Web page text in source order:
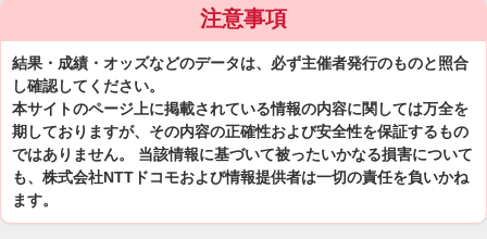
注意事項
結果・成績・オッズなどのデータは、必ず主催者発行のものと照合
し確認してください。
本サイトのページ上に掲載されている情報の内容に関しては万全を
期しておりますが、その内容の正確性および安全性を保証するもの
ではありません。 当該情報に基づいて被ったいかなる損害について
も、株式会社NTTドコモおよび情報提供者は一切の責任を負いかね
ます。